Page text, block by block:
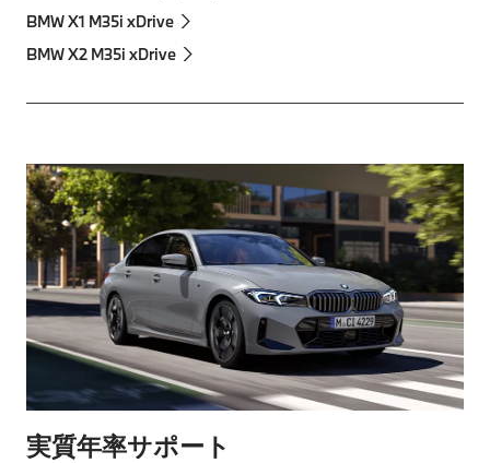
BMW X1 M35i xDrive
BMW X2 M35i xDrive
実質年率サポート